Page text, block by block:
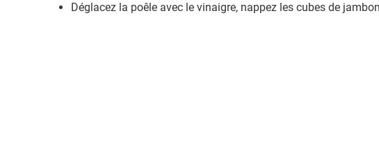
Déglacez la poêle avec le vinaigre, nappez les cubes de